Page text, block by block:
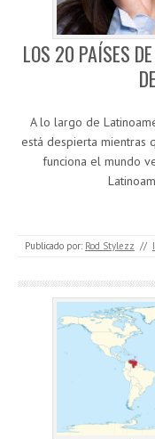
LOS 20 PAÍSES
A lo largo de
está despierta mientras
funciona el mundo
Publicado por: Rod Stylezz //